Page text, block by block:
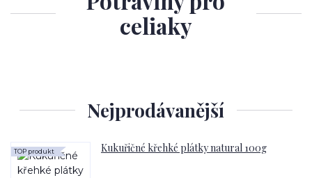
celiaky
Nejprodávanější
Kukuřičné křehké plátky natural 100g
TOP produkt